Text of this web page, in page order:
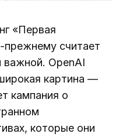
«Первая
прежнему считает
важной. OpenAI
картина —
кампания о
которые они